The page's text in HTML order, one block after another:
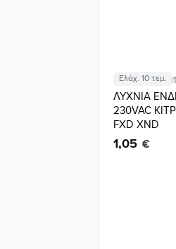
Κωδικός:
ΛΥΧΝΙΑ
230VAC
FXD XND
1,05 €
Ελάχ. 10 τεμ.